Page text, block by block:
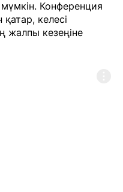
Конференция
келесі
жалпы кезеңіне